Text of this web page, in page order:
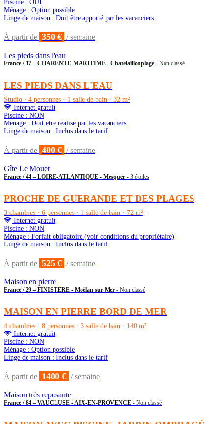
Piscine : OUI
Ménage : Option possible
Linge de maison : Doit être apporté par les vacanciers
À partir de 350 € / semaine
Les pieds dans l'eau
France / 17 – CHARENTE-MARITIME - Chatelaillonplage - Non classé
LES PIEDS DANS L'EAU
Studio · 4 personnes · 1 salle de bain · 32 m²
Internet gratuit
Piscine : NON
Ménage : Doit être réalisé par les vacanciers
Linge de maison : Inclus dans le tarif
À partir de 400 € / semaine
Gîte Le Mouet
France / 44 – LOIRE-ATLANTIQUE - Mesquer - 3 étoiles
PROCHE DE GUERANDE ET DES PLAGES
3 chambres · 6 personnes · 1 salle de bain · 72 m²
Internet gratuit
Piscine : NON
Ménage : Forfait obligatoire (voir conditions du propriétaire)
Linge de maison : Inclus dans le tarif
À partir de 525 € / semaine
Maison en pierre
France / 29 – FINISTERE - Moëlan sur Mer - Non classé
MAISON EN PIERRE BORD DE MER
4 chambres · 8 personnes · 3 salle de bain · 140 m²
Internet gratuit
Piscine : NON
Ménage : Option possible
Linge de maison : Inclus dans le tarif
À partir de 1400 € / semaine
Maison très reposante
France / 84 – VAUCLUSE - AIX-EN-PROVENCE - Non classé